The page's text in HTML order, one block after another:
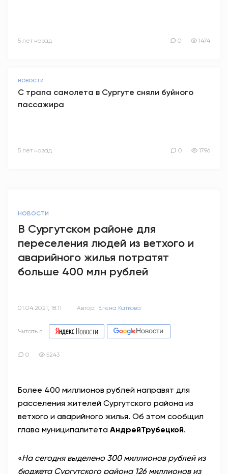
5 лет назад 0 1474
НОВОСТИ
С трапа самолета в Сургуте сняли буйного
пассажира
5 лет назад 0 1796
НОВОСТИ
В Сургутском районе для
переселения людей из ветхого и
аварийного жилья потратят
больше 400 млн рублей
01.04.2021, 18:11 Автор: Елена Каткова
Читать в
0 5243
Более 400 миллионов рублей направят для
расселения жителей Сургутского района из
ветхого и аварийного жилья. Об этом сообщил
глава муниципалитета АндрейТрубецкой.
«На сегодня выделено 300 миллионов рублей из
бюджета Сургутского района 126 миллионов из